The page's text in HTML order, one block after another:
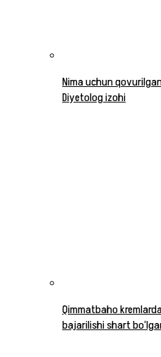
Nima uchun
Diyetolog izohi
Qimmatbaho
bajarilishi shart